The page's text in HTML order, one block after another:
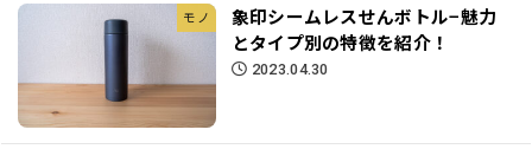
モノ
象印シームレスせんボトル−魅力
とタイプ別の特徴を紹介！
2023.04.30